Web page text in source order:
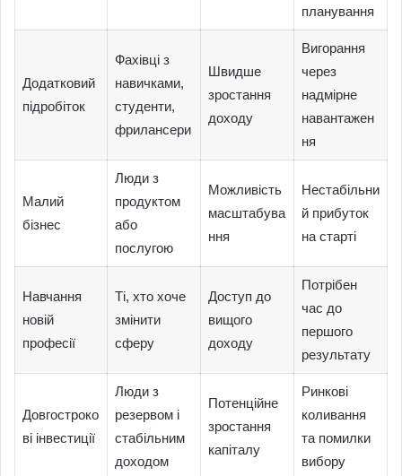
планування
Додатковий
підробіток
Фахівці з
навичками,
студенти,
фрилансери
Швидше
зростання
доходу
Вигорання
через
надмірне
навантажен
ня
Малий
бізнес
Люди з
продуктом
або
послугою
Можливість
масштабува
ння
Нестабільни
й прибуток
на старті
Навчання
новій
професії
Ті, хто хоче
змінити
сферу
Доступ до
вищого
доходу
Потрібен
час до
першого
результату
Довгостроко
ві інвестиції
Люди з
резервом і
стабільним
доходом
Потенційне
зростання
капіталу
Ринкові
коливання
та помилки
вибору